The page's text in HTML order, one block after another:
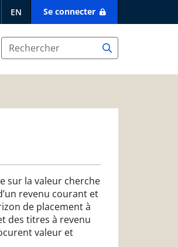
EN Se connecter
sur la valeur cherche
revenu courant et
de placement à
des titres à revenu
valeur et